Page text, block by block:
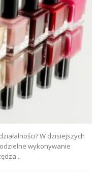
W dzisiejszych
wykonywanie